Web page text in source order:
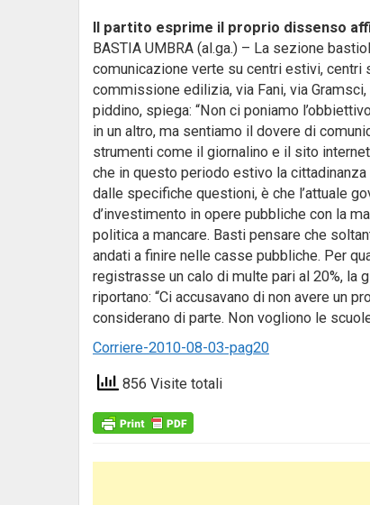
Il partito esprime il proprio dissenso
BASTIA UMBRA (al.ga.) – La sezione
comunicazione verte su centri estivi, centri
commissione edilizia, via Fani, via
piddino, spiega: “Non ci poniamo
in un altro, ma sentiamo il dovere di
strumenti come il giornalino e il sito
che in questo periodo estivo la
dalle specifiche questioni, è che l’attuale
d’investimento in opere pubbliche con la
politica a mancare. Basti pensare che
andati a finire nelle casse pubbliche. Per
registrasse un calo di multe pari al 20%, la
riportano: “Ci accusavano di non avere un
considerano di parte. Non vogliono le
Corriere-2010-08-03-pag20
856 Visite totali